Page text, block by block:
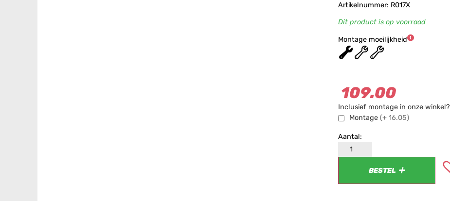
Artikelnummer: R017X
Dit product is op voorraad
Montage moeilijkheid
★★★
109.00
Inclusief montage in onze winkel?
Montage (+ 16.05)
BESTEL